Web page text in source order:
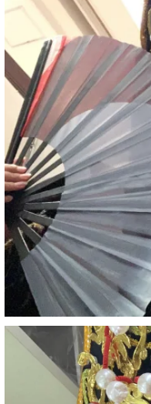
#白浜町
#変面ショー
#イベント
#宴会
#余興